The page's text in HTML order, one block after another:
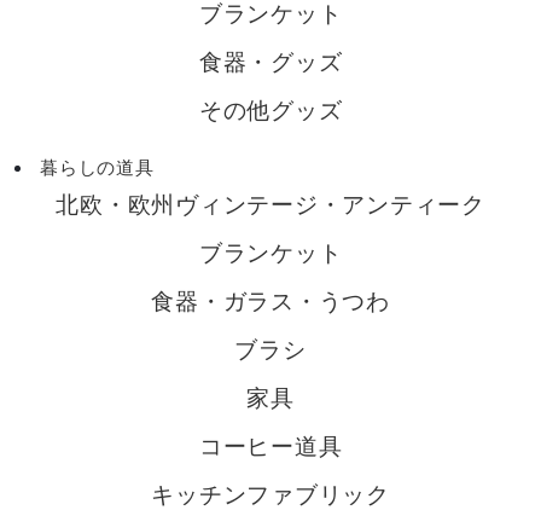
ブランケット
食器・グッズ
その他グッズ
暮らしの道具
北欧・欧州ヴィンテージ・アンティーク
ブランケット
食器・ガラス・うつわ
ブラシ
家具
コーヒー道具
キッチンファブリック